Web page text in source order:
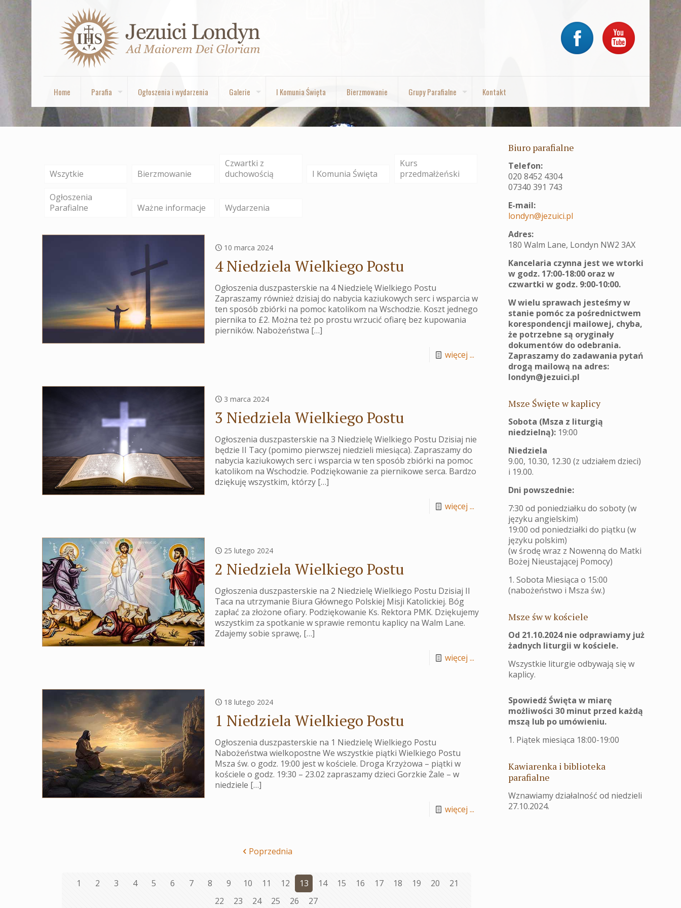
Home Parafia Ogłoszenia i wydarzenia Galerie I Komunia Święta Bierzmowanie Grupy Parafialne Kontakt
Wszytkie Bierzmowanie
Czwartki z
duchowością
I Komunia Święta
Kurs
przedmałżeński
Ogłoszenia
Parafialne
Ważne informacje Wydarzenia
10 marca 2024
4 Niedziela Wielkiego Postu
Ogłoszenia duszpasterskie na 4 Niedzielę Wielkiego Postu
Zapraszamy również dzisiaj do nabycia kaziukowych serc i wsparcia w
ten sposób zbiórki na pomoc katolikom na Wschodzie. Koszt jednego
piernika to £2. Można też po prostu wrzucić ofiarę bez kupowania
pierników. Nabożeństwa […]
więcej ...
3 marca 2024
3 Niedziela Wielkiego Postu
Ogłoszenia duszpasterskie na 3 Niedzielę Wielkiego Postu Dzisiaj nie
będzie II Tacy (pomimo pierwszej niedzieli miesiąca). Zapraszamy do
nabycia kaziukowych serc i wsparcia w ten sposób zbiórki na pomoc
katolikom na Wschodzie. Podziękowanie za piernikowe serca. Bardzo
dziękuję wszystkim, którzy […]
więcej ...
25 lutego 2024
2 Niedziela Wielkiego Postu
Ogłoszenia duszpasterskie na 2 Niedzielę Wielkiego Postu Dzisiaj II
Taca na utrzymanie Biura Głównego Polskiej Misji Katolickiej. Bóg
zapłać za złożone ofiary. Podziękowanie Ks. Rektora PMK. Dziękujemy
wszystkim za spotkanie w sprawie remontu kaplicy na Walm Lane.
Zdajemy sobie sprawę, […]
więcej ...
18 lutego 2024
1 Niedziela Wielkiego Postu
Ogłoszenia duszpasterskie na 1 Niedzielę Wielkiego Postu
Nabożeństwa wielkopostne We wszystkie piątki Wielkiego Postu
Msza św. o godz. 19:00 jest w kościele. Droga Krzyżowa – piątki w
kościele o godz. 19:30 – 23.02 zapraszamy dzieci Gorzkie Żale – w
niedziele […]
więcej ...
Poprzednia
1 2 3 4 5 6 7 8 9 10 11 12 13 14 15 16 17 18 19 20
21
22
23 24 25 26 27
Biuro parafialne
Telefon:
020 8452 4304
07340 391 743
E-mail:
londyn@jezuici.pl
Adres:
180 Walm Lane, Londyn NW2 3AX
Kancelaria czynna jest we wtorki
w godz. 17:00-18:00 oraz w
czwartki w godz. 9:00-10:00.
W wielu sprawach jesteśmy w
stanie pomóc za pośrednictwem
korespondencji mailowej, chyba,
że potrzebne są oryginały
dokumentów do odebrania.
Zapraszamy do zadawania pytań
drogą mailową na adres:
londyn@jezuici.pl
Msze Święte w kaplicy
Sobota (Msza z liturgią
niedzielną): 19:00
Niedziela
9.00, 10.30, 12.30 (z udziałem dzieci)
i 19.00.
Dni powszednie:
7:30 od poniedziałku do soboty (w
języku angielskim)
19:00 od poniedziałki do piątku (w
języku polskim)
(w środę wraz z Nowenną do Matki
Bożej Nieustającej Pomocy)
1. Sobota Miesiąca o 15:00
(nabożeństwo i Msza św.)
Msze św w kościele
Od 21.10.2024 nie odprawiamy już
żadnych liturgii w kościele.
Wszystkie liturgie odbywają się w
kaplicy.
Spowiedź Święta w miarę
możliwości 30 minut przed każdą
mszą lub po umówieniu.
1. Piątek miesiąca 18:00-19:00
Kawiarenka i biblioteka
parafialne
Wznawiamy działalność od niedzieli
27.10.2024.